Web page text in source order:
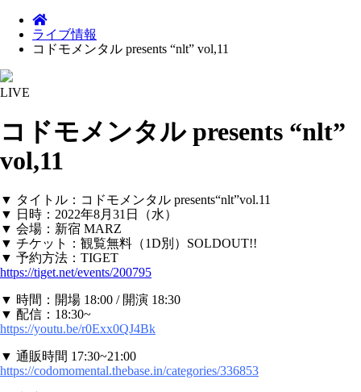
ライブ情報
コドモメンタル presents “nlt” vol,11
LIVE
コドモメンタル presents “nlt”
vol,11
▼ タイトル：コドモメンタル presents“nlt”vol.11
▼ 日時：2022年8月31日（水）
▼ 会場：新宿 MARZ
▼ チケット：観覧無料（1D別）SOLDOUT!!
▼ 予約方法：TIGET
https://tiget.net/events/200795
▼ 時間：開場 18:00 / 開演 18:30
▼ 配信：18:30~
https://youtu.be/r0Exx0QJ4Bk
▼ 通販時間 17:30~21:00
https://codomomental.thebase.in/categories/336853